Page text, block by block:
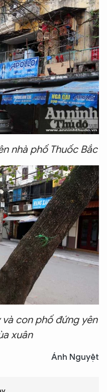
nhà phố Thuốc Bắc
con phố đứng yên
xuân
Ánh Nguyệt